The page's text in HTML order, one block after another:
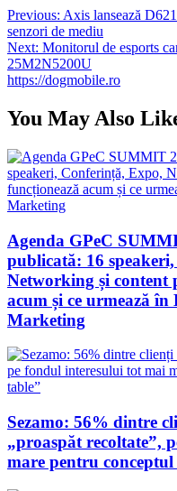
Navigare
în
articole
Previous: Axis lansează
senzori de mediu
Next: Monitorul de esports
25M2N5200U
https://dogmobile.ro
You May Also
Agenda GPeC
publicată: 16
Networking și content
acum și ce urmează
Marketing
Sezamo: 56% dintre
„proaspăt recoltate”,
mare pentru